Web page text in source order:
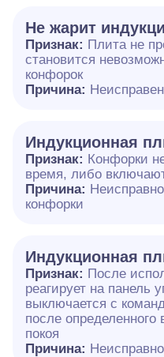
Не жарит
Признак: Плита не
становится
конфорок
Причина:
Индукционная
Признак: Конфорки
время, либо
Причина:
конфорки
Индукционная
Признак: После
реагирует на панель
выключается с
после
покоя
Причина: